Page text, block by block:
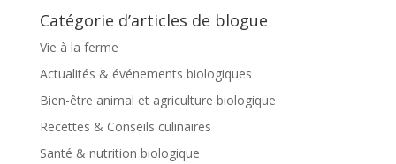
Catégorie d’articles de blogue
Vie à la ferme
Actualités & événements biologiques
Bien-être animal et agriculture biologique
Recettes & Conseils culinaires
Santé & nutrition biologique